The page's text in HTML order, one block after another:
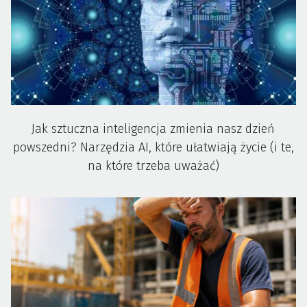
Jak sztuczna inteligencja zmienia nasz dzień
powszedni? Narzędzia AI, które ułatwiają życie (i te,
na które trzeba uważać)